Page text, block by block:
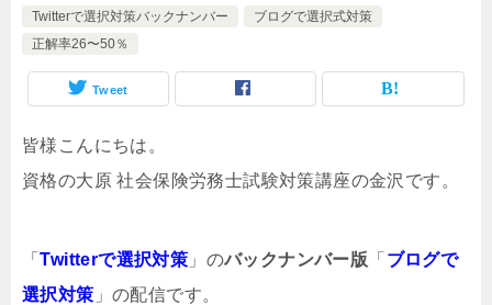
Twitterで選択対策バックナンバー
ブログで選択式対策
正解率26〜50％
Tweet
皆様こんにちは。
資格の大原 社会保険労務士試験対策講座の金沢です。
「Twitterで選択対策 」のバックナンバー版 「 ブログで
選択対策 」の配信です。